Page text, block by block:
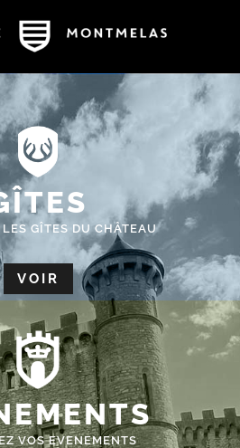
GÎTES DU CHÂTEAU
VOIR
VOS EVENEMENTS